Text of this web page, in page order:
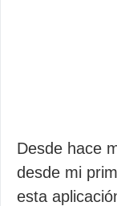
Desde hace
desde mi
esta